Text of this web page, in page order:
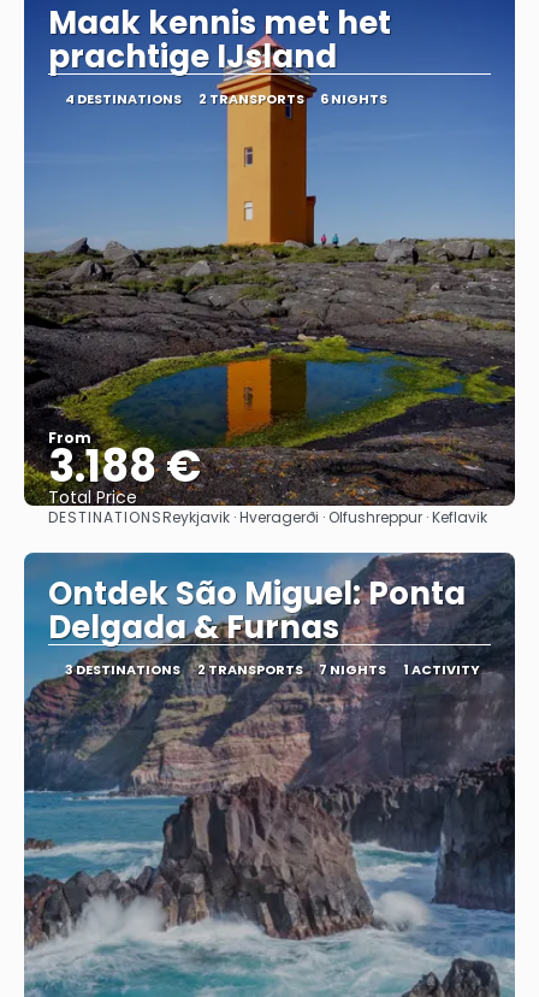
Maak kennis met het
prachtige IJsland
4 DESTINATIONS 2 TRANSPORTS 6 NIGHTS
From
3.188 €
Total Price
See
DESTINATIONSReykjavik · Hveragerði · Olfushreppur · Keflavik
Ontdek São Miguel: Ponta
Delgada & Furnas
3 DESTINATIONS 2 TRANSPORTS 7 NIGHTS 1 ACTIVITY